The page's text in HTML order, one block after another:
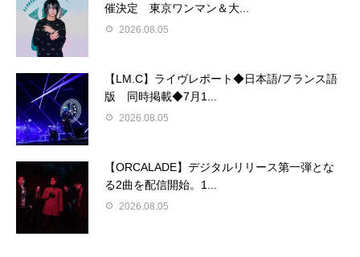
催決定 東京ワンマン＆大...
2026.08.05
【LM.C】ライヴレポート◆日本語/フランス語
版 同時掲載◆7月1...
2026.08.05
【ORCALADE】デジタルリリース第一弾とな
る2曲を配信開始。1...
2026.08.05